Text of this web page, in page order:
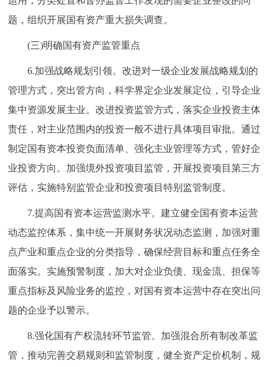
题，组织开展国有资产重大损失调查。
(三)明确国有资产监管重点
6.加强战略规划引领。改进对一级企业发展战略规划的
管理方式，突出管方向，科学界定企业发展定位，引导企业
集中资源发展主业。改进投资监管方式，落实企业投资主体
责任，对主业范围内的投资一般不进行具体项目审批。通过
制定国有资本投资负面清单、强化主业管理等方式，管好企
业投资方向。加强境外投资项目监管，开展投资项目第三方
评估，实施特别监管企业和投资项目特别监管制度。
7.提高国有资本运营监测水平。建立健全国有资本运营
动态监控体系，集中统一开展财务状况动态监测，加强对重
点产业和重点企业的分类指导，确保经营目标和重点任务全
面落实。实施预警制度，加大对企业负债、现金流、担保等
重点指标及风险业务的监控，对国有资本运营中存在突出问
题的企业予以警示。
8.强化国有产权流转环节监管。加强混合所有制改革监
管，推动完善交易规则和监管制度，健全资产定价机制，规